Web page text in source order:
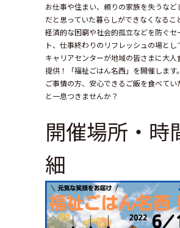
お仕事や住まい、頼りの家族を失うなど
だと思っていた暮らしができなくなるこ
経済的な困窮や社会的孤立などを防ぐセ
ト、仕事終わりのリフレッシュの場とし
キャリアセンターが地域の皆さまに大
提供！「福祉ごはん名西」を開催します。
ご事情の方、安心できるご飯を食べてい
と一息つきませんか？
開催場所・時
細